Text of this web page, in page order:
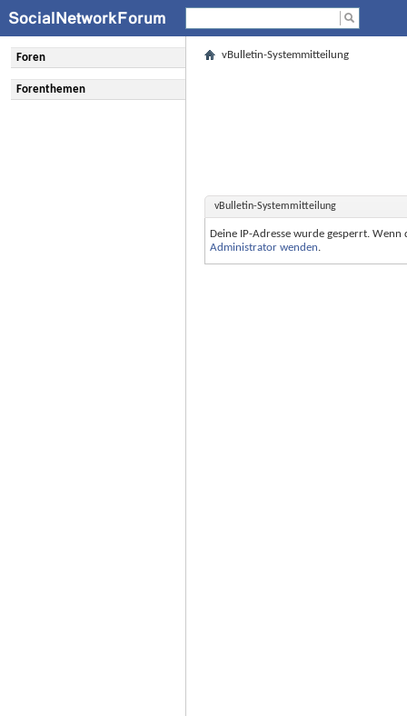
Foren
Forenthemen
vBulletin-Systemmitteilung
vBulletin-Systemmitteilung
Deine IP-Adresse wurde gesperrt.
Administrator wenden.